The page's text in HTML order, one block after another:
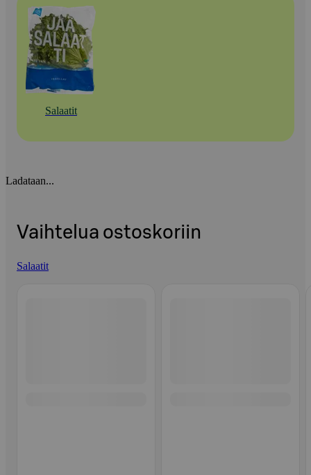
Salaatit
Ladataan...
Vaihtelua ostoskoriin
Salaatit